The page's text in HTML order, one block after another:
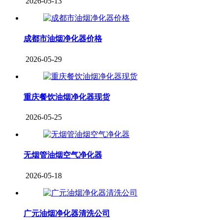
成都市油烟净化器价格
2026-05-29
重庆餐饮油烟净化器现货
2026-05-25
无烟管油烟空气净化器
2026-05-18
广元油烟净化器清洗公司